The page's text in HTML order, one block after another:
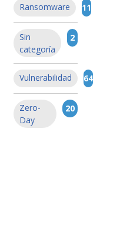
Ransomware 11
Sin
categoría
2
Vulnerabilidad 64
Zero-
Day
20